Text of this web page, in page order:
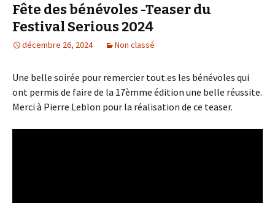
Fête des bénévoles -Teaser du
Festival Serious 2024
décembre 26, 2024 Non classé
Une belle soirée pour remercier tout.es les bénévoles qui
ont permis de faire de la 17èmme édition une belle réussite.
Merci à Pierre Leblon pour la réalisation de ce teaser.